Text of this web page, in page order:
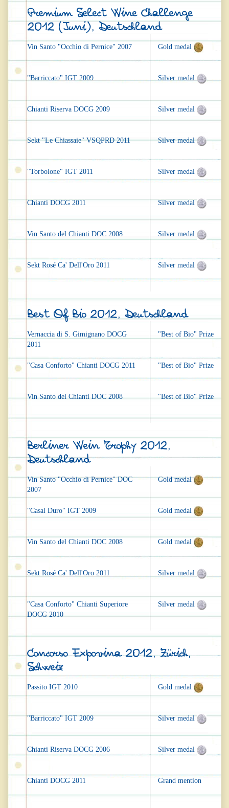
Premium Select Wine Challenge
2012 (Juni), Deutschland
Vin Santo "Occhio di Pernice" 2007
"Barriccato" IGT 2009
Chianti Riserva DOCG 2009
Sekt "Le Chiassaie" VSQPRD 2011
"Torbolone" IGT 2011
Chianti DOCG 2011
Vin Santo del Chianti DOC 2008
Sekt Rosé Ca' Dell'Oro 2011
Gold medal
Silver medal
Silver medal
Silver medal
Silver medal
Silver medal
Silver medal
Silver medal
Best Of Bio 2012, Deutschland
Vernaccia di S. Gimignano DOCG
2011
"Casa Conforto" Chianti DOCG 2011
Vin Santo del Chianti DOC 2008
"Best of Bio" Prize
"Best of Bio" Prize
"Best of Bio" Prize
Berliner Wein Trophy 2012,
Deutschland
Vin Santo "Occhio di Pernice" DOC
2007
"Casal Duro" IGT 2009
Vin Santo del Chianti DOC 2008
Sekt Rosé Ca' Dell'Oro 2011
"Casa Conforto" Chianti Superiore
DOCG 2010
Gold medal
Gold medal
Gold medal
Silver medal
Silver medal
Concorso Expovina 2012, Zürich,
Schweiz
Passito IGT 2010
"Barriccato" IGT 2009
Chianti Riserva DOCG 2006
Chianti DOCG 2011
Gold medal
Silver medal
Silver medal
Grand mention